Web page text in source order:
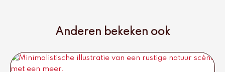
Anderen bekeken ook